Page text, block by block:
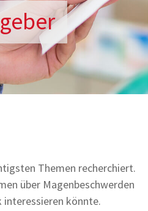
Themen recherchiert.
über Magenbeschwerden
interessieren könnte.